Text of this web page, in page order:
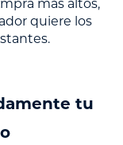
más altos,
quiere los
tu